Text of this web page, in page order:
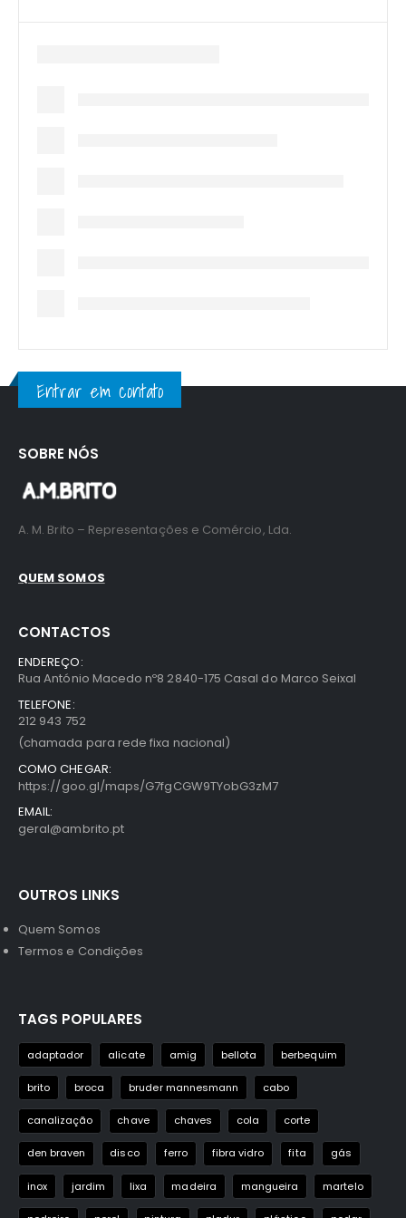
Entrar em contato
SOBRE NÓS
A. M. Brito – Representações e Comércio, Lda.
QUEM SOMOS
CONTACTOS
ENDEREÇO:
Rua António Macedo nº8 2840-175 Casal do Marco Seixal
TELEFONE:
212 943 752
(chamada para rede fixa nacional)
COMO CHEGAR:
https://goo.gl/maps/G7fgCGW9TYobG3zM7
EMAIL:
geral@ambrito.pt
OUTROS LINKS
Quem Somos
Termos e Condições
TAGS POPULARES
adaptador alicate amig bellota berbequim
brito broca bruder mannesmann cabo
canalização chave chaves cola corte
den braven disco ferro fibra vidro fita gás
inox jardim lixa madeira mangueira martelo